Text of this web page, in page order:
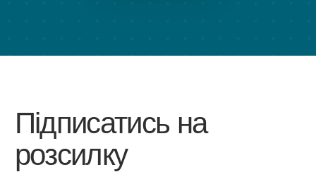
Підписатись на
розсилку